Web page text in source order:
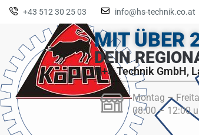
+43 512 30 25 03 info@hs-technik.co.at
MIT ÜBER
DEIN
H+S Technik GmbH,
Montag –
08:00 – 12:00